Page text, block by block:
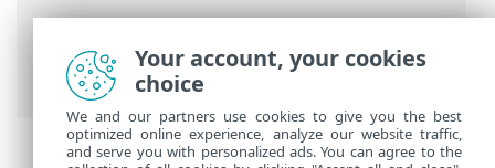
ESET Online nápověda>ESET PROTECT
On-Prem
>Používání ESET PROTECT On-
Prem
Your account, your cookies
choice
We and our partners use cookies to give you the best
optimized online experience, analyze our website traffic,
and serve you with personalized ads. You can agree to the